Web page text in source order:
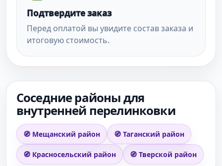
Подтвердите заказ
Перед оплатой вы увидите состав заказа и
итоговую стоимость.
Соседние районы для
внутренней перелинковки
🧭 Мещанский район 🧭 Таганский район
🧭 Красносельский район 🧭 Тверской район